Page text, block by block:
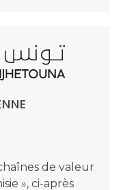
de valeur
», ci-après